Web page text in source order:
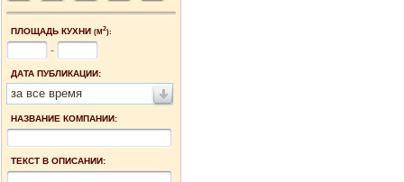
ПЛОЩАДЬ КУХНИ (М2):
-
ДАТА ПУБЛИКАЦИИ:
за все время
НАЗВАНИЕ КОМПАНИИ:
ТЕКСТ В ОПИСАНИИ: